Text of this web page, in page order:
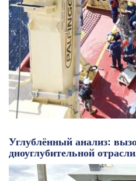
Углублённый анализ:
дноуглубительной